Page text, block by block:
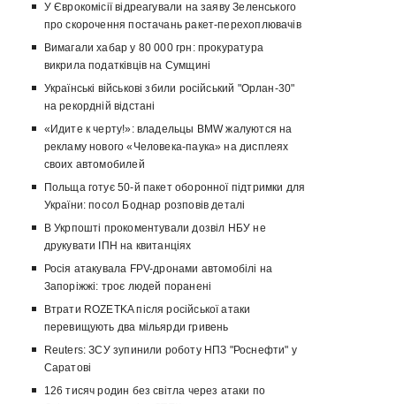
У Єврокомісії відреагували на заяву Зеленського
про скорочення постачань ракет-перехоплювачів
Вимагали хабар у 80 000 грн: прокуратура
викрила податківців на Сумщині
Українські військові збили російський "Орлан-30"
на рекордній відстані
«Идите к черту!»: владельцы BMW жалуются на
рекламу нового «Человека-паука» на дисплеях
своих автомобилей
Польща готує 50-й пакет оборонної підтримки для
України: посол Боднар розповів деталі
В Укрпошті прокоментували дозвіл НБУ не
друкувати ІПН на квитанціях
Росія атакувала FPV-дронами автомобілі на
Запоріжжі: троє людей поранені
Втрати ROZETKA після російської атаки
перевищують два мільярди гривень
Reuters: ЗСУ зупинили роботу НПЗ "Роснефти" у
Саратові
126 тисяч родин без світла через атаки по